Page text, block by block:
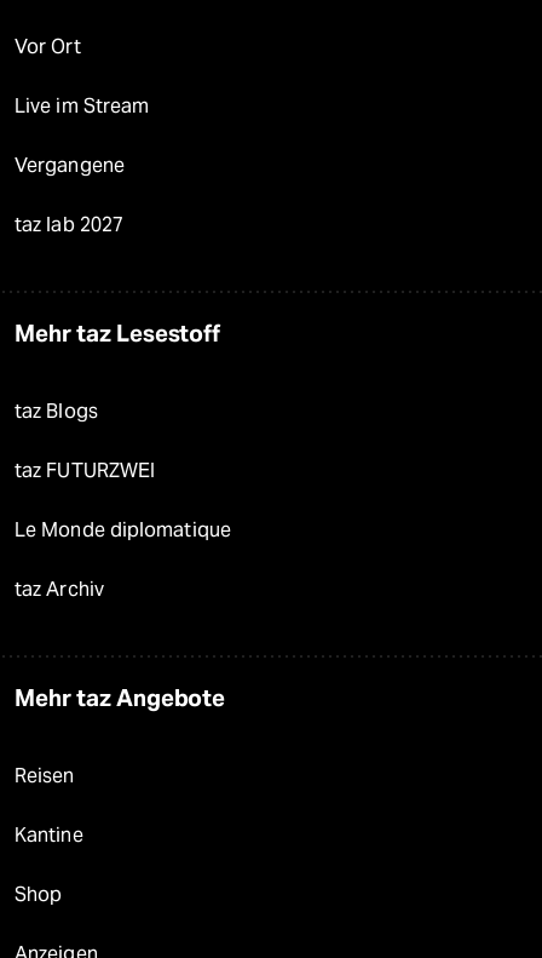
Vor Ort
Live im Stream
Vergangene
taz lab 2027
Mehr taz Lesestoff
taz Blogs
taz FUTURZWEI
Le Monde diplomatique
taz Archiv
Mehr taz Angebote
Reisen
Kantine
Shop